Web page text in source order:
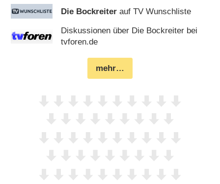
Die Bockreiter auf TV Wunschliste
Diskussionen über Die Bockreiter bei
tvforen.de
mehr…